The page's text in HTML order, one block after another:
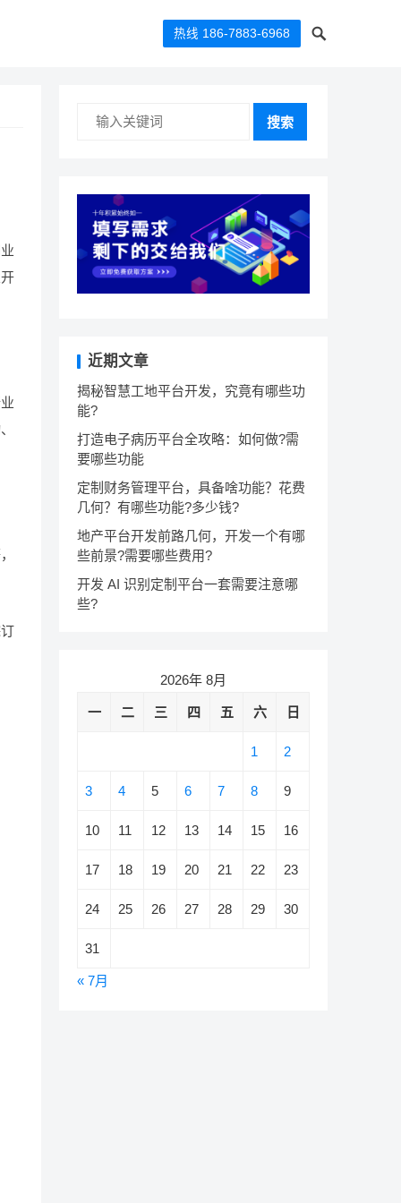
热线 186-7883-6968
搜索
近期文章
揭秘智慧工地平台开发，究竟有哪些功
能?
打造电子病历平台全攻略：如何做?需
要哪些功能
定制财务管理平台，具备啥功能？花费
几何？有哪些功能?多少钱?
地产平台开发前路几何，开发一个有哪
些前景?需要哪些费用?
开发 AI 识别定制平台一套需要注意哪
些?
2026年 8月
一 二 三 四 五 六 日
1 2
3 4 5 6 7 8 9
10 11 12 13 14 15 16
17 18 19 20 21 22 23
24 25 26 27 28 29 30
31
« 7月